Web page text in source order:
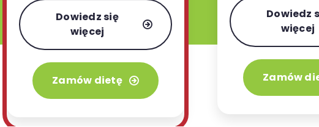
uwielbiany wariant w naszej
ofercie.Dowiedz się
więcej
Zamów dietę
orientalnej w
posiłków.Dowiedz
więcej
Zamów